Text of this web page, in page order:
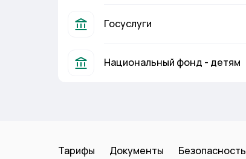
Госуслуги
Национальный фонд - детям
Тарифы Документы Безопасность